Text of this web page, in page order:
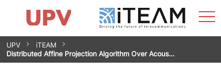
Saltar
contenido
Impacto
Grupos de investigación
Instalaciones
Spin-offs
Contacto
Prácticas
Noticias
Unidad de Igualdad
UPV
iTEAM
Distributed Affine Projection Algorithm Over Acous…